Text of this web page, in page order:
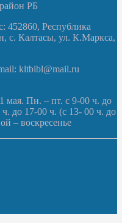
РБ
452860, Республика
с. Калтасы, ул. К.Маркса,
kltbibl@mail.ru
мая. Пн. – пт. с 9-00 ч. до
до 17-00 ч. (с 13- 00 ч. до
– воскресенье